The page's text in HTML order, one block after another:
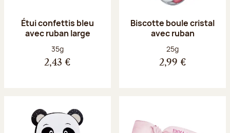
Étui confettis bleu
avec ruban large
Poids net :
35g
2,43 €
Biscotte boule cristal
avec ruban
Poids net :
25g
2,99 €